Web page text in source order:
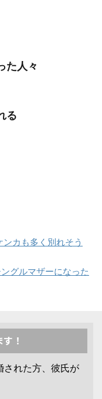
た人々
る
カも多く別れそう
グルマザーになった
！
された方、彼氏が